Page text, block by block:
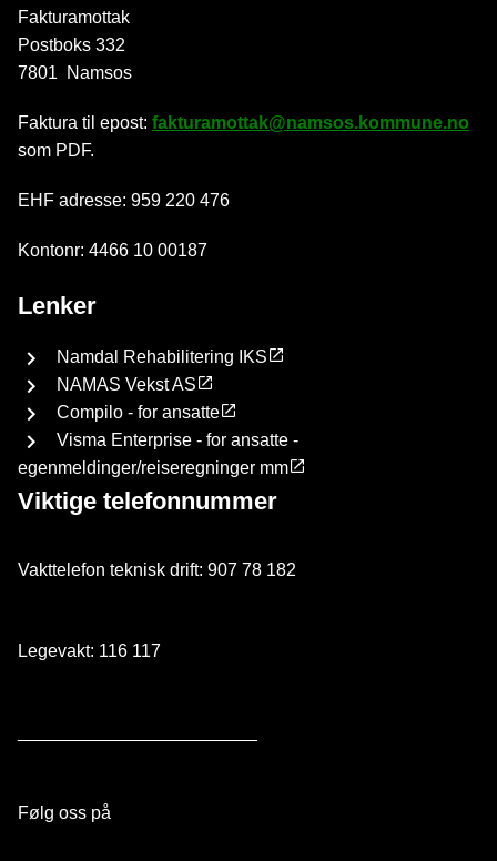
Fakturamottak
Postboks 332
7801 Namsos
Faktura til epost: fakturamottak@namsos.kommune.no
som PDF.
EHF adresse: 959 220 476
Kontonr: 4466 10 00187
Lenker
Namdal Rehabilitering IKS
NAMAS Vekst AS
Compilo - for ansatte
Visma Enterprise - for ansatte -
egenmeldinger/reiseregninger mm
Viktige telefonnummer
Vakttelefon teknisk drift: 907 78 182
Legevakt: 116 117
Følg oss på